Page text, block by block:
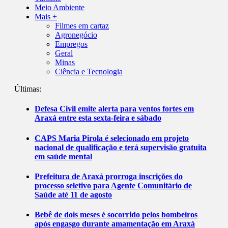
Meio Ambiente
Mais +
Filmes em cartaz
Agronegócio
Empregos
Geral
Minas
Ciência e Tecnologia
Últimas:
Defesa Civil emite alerta para ventos fortes em
Araxá entre esta sexta-feira e sábado
CAPS Maria Pirola é selecionado em projeto
nacional de qualificação e terá supervisão gratuita
em saúde mental
Prefeitura de Araxá prorroga inscrições do
processo seletivo para Agente Comunitário de
Saúde até 11 de agosto
Bebê de dois meses é socorrido pelos bombeiros
após engasgo durante amamentação em Araxá